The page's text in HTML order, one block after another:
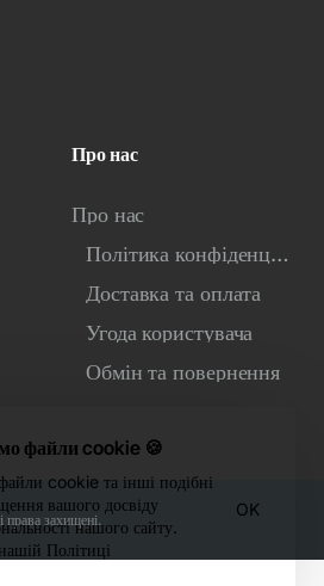
файли cookie 🍪
cookie та інші подібні
вашого досвіду
нашого сайту.
Політиці
OK
Про нас
Про нас
Політика конфіденційності
Доставка та оплата
Угода користувача
Обмін та повернення
захищені.